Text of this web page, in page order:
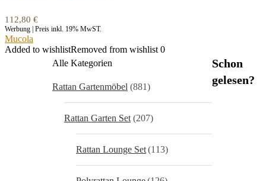
112,80 €
Werbung | Preis inkl. 19% MwST.
Mucola
Added to wishlistRemoved from wishlist 0
Alle Kategorien
Rattan Gartenmöbel (881)
Rattan Garten Set (207)
Rattan Lounge Set(113)
Schon
gelesen?